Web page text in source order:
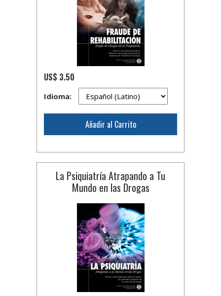
US$ 3.50
Idioma:
Añadir al Carrito
La Psiquiatría Atrapando a Tu
Mundo en las Drogas